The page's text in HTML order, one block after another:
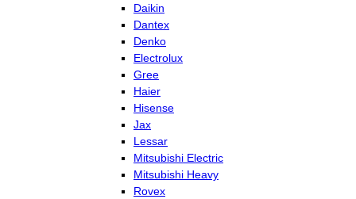
Daikin
Dantex
Denko
Electrolux
Gree
Haier
Hisense
Jax
Lessar
Mitsubishi Electric
Mitsubishi Heavy
Rovex